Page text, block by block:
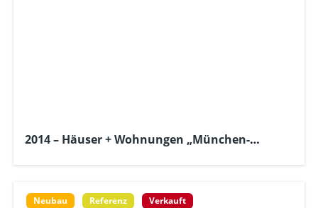
2014 – Häuser + Wohnungen „München-
Neubau Referenz Verkauft